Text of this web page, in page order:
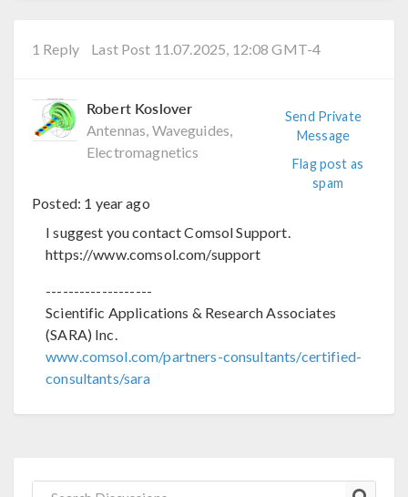
1 Reply Last Post 11.07.2025, 12:08 GMT-4
Robert Koslover
Antennas, Waveguides,
Electromagnetics
Send Private
Message
Flag post as
spam
Posted: 1 year ago
I suggest you contact Comsol Support.
https://www.comsol.com/support
-------------------
Scientific Applications & Research Associates
(SARA) Inc.
www.comsol.com/partners-consultants/certified-
consultants/sara